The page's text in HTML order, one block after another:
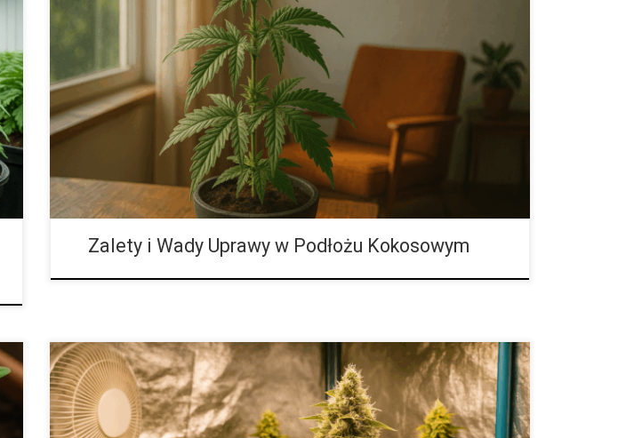
Zalety i Wady Uprawy w Kokosowym Podłożu Coco Coir Wielu hodowców
hydroponicznych i glebowych wybiera włókno kokosowe (coco coir) z różnych
powodów. Aby jednak osiągnąć dobre efekty, trzeba zwracać uwagę na istotne
szczegóły. Kluczowe znaczenie ma sposób produkcji podłoża, jego właściwości
oraz odpowiednie nawożenie. Zarządzanie składnikami odżywczymi jest szczególnie
ważne w przypadku coco coir. W tym artykule przybliżymy wszystkie niezbędne
informacje dotyczące tego medium oraz wyjaśnimy, jak właściwe nawozy pomagają
[…]
Zalety i Wady Uprawy w Podłożu Kokosowym